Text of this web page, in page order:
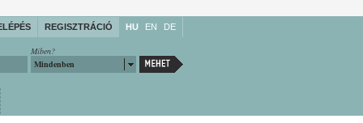
REGISZTRÁCIÓ HU EN DE
Miben?
Mindenben